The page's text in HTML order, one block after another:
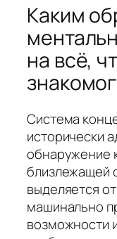
Каким
на всё,
Система
исторически
обнаружение
близлежащей
выделяется
машинально
возможности